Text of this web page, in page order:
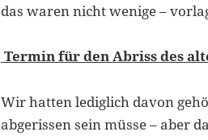
das waren nicht wenige –
Termin für den Abriss des
Wir hatten lediglich davon
abgerissen sein müsse – aber